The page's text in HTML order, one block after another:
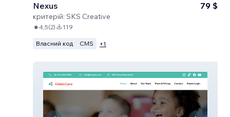
Nexus
критерій: SKS Creative
79 $
4,5(2) 119
Власний код CMS +1